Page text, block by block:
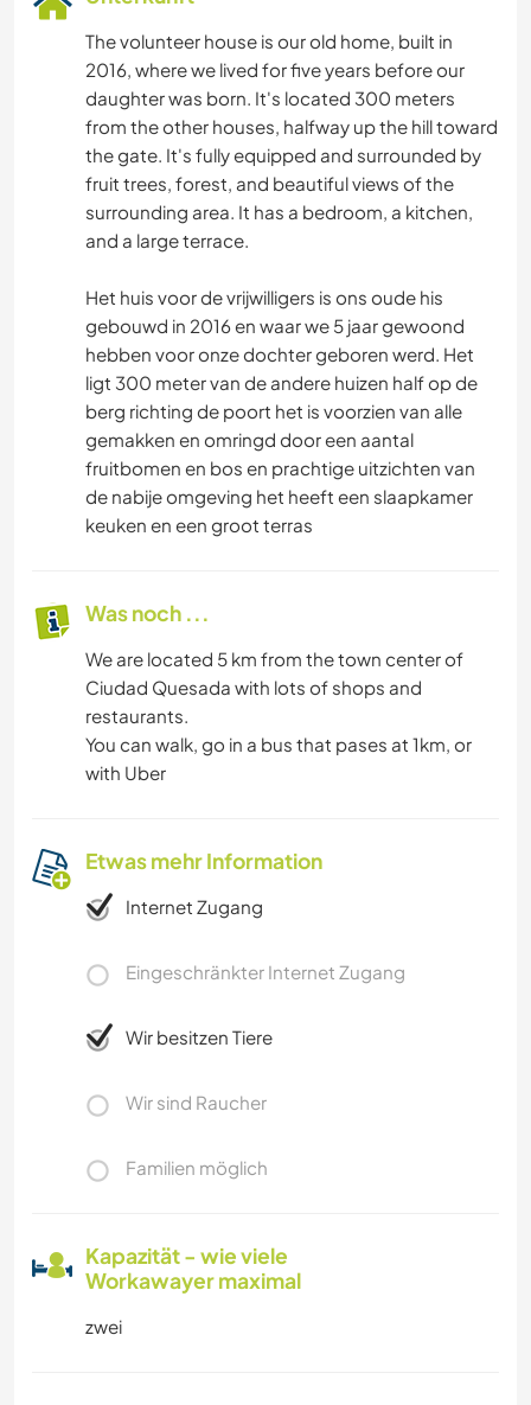
The volunteer house is our old home, built in
2016, where we lived for five years before our
daughter was born. It's located 300 meters
from the other houses, halfway up the hill toward
the gate. It's fully equipped and surrounded by
fruit trees, forest, and beautiful views of the
surrounding area. It has a bedroom, a kitchen,
and a large terrace.
Het huis voor de vrijwilligers is ons oude his
gebouwd in 2016 en waar we 5 jaar gewoond
hebben voor onze dochter geboren werd. Het
ligt 300 meter van de andere huizen half op de
berg richting de poort het is voorzien van alle
gemakken en omringd door een aantal
fruitbomen en bos en prachtige uitzichten van
de nabije omgeving het heeft een slaapkamer
keuken en een groot terras
Was noch ...
We are located 5 km from the town center of
Ciudad Quesada with lots of shops and
restaurants.
You can walk, go in a bus that pases at 1km, or
with Uber
Etwas mehr Information
Internet Zugang
Eingeschränkter Internet Zugang
Wir besitzen Tiere
Wir sind Raucher
Familien möglich
Kapazität - wie viele
Workawayer maximal
zwei